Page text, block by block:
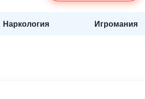
Наркология Игромания